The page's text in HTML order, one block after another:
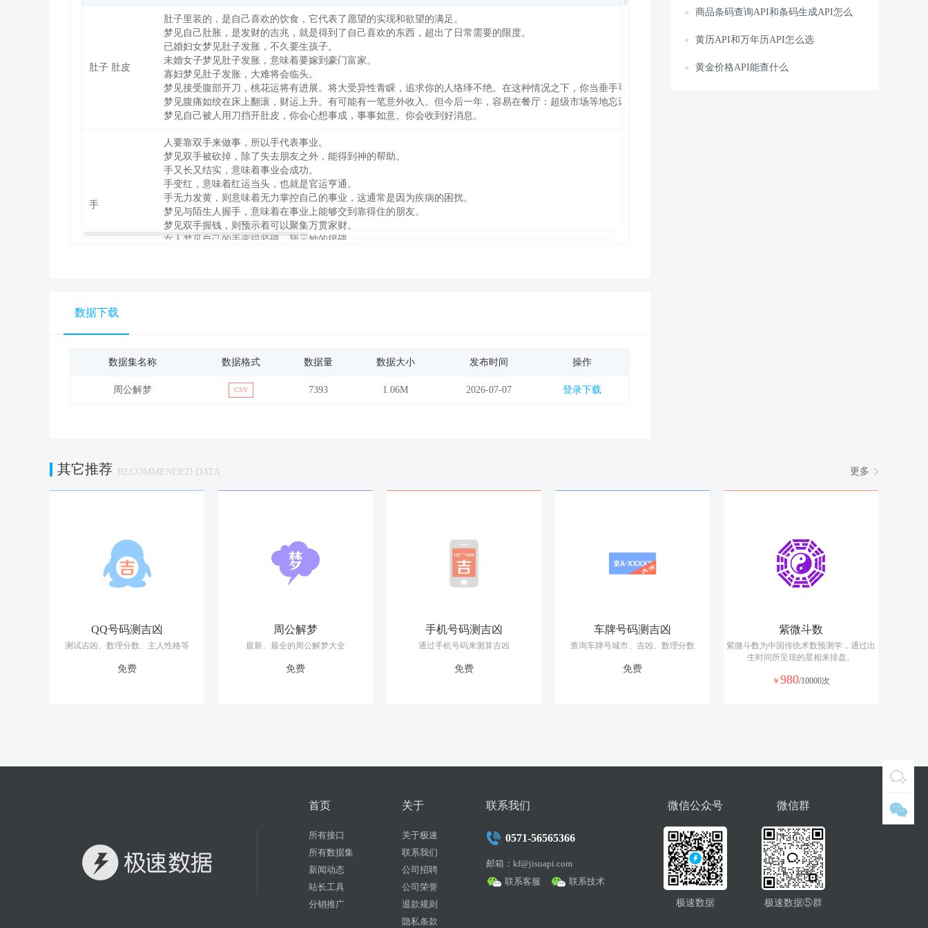
肚子 肚皮
肚子里装的，是自己喜欢的饮食，它代表了愿望的实现和欲望的满足。
梦见自己肚胀，是发财的吉兆，就是得到了自己喜欢的东西，超出了日常需要的限度。
已婚妇女梦见肚子发胀，不久要生孩子。
未婚女子梦见肚子发胀，意味着要嫁到豪门富家。
寡妇梦见肚子发胀，大难将会临头。
梦见接受腹部开刀，桃花运将有进展。将大受异性青睬，追求你的人络绎不绝。在这种情况之下，你当垂手可得如意郎君……
梦见腹痛如绞在床上翻滚，财运上升。有可能有一笔意外收入。但今后一年，容易在餐厅：超级市场等地忘记找回零钱，所以要小心。
梦见自己被人用刀挡开肚皮，你会心想事成，事事如意。你会收到好消息。
手
人要靠双手来做事，所以手代表事业。
梦见双手被砍掉，除了失去朋友之外，能得到神的帮助。
手又长又结实，意味着事业会成功。
手变红，意味着红运当头，也就是官运亨通。
手无力发黄，则意味着无力掌控自己的事业，这通常是因为疾病的困扰。
梦见与陌生人握手，意味着在事业上能够交到靠得住的朋友。
梦见双手握钱，则预示着可以聚集万贯家财。
女人梦见自己的手变得坚硬，预示她的很硬。
梦见脚烫伤，会因一时糊涂，遭受重大损失。
梦见脚受伤，表示工作或会发生疾玻
人身体的各部分中，头是离烦恼最近的地方，所以头通常表示着忧愁。
而如果双手抱头，则是把忧愁抓在手中，一切尽在掌握，所以通常被解释为捷报频传。
梦见用镜子照自己的头，是祥瑞，要被擢升。
梦见双手抱头，捷报频传。
头上长疽不久,头意味着生，头上长疽是指生的根基开始腐败变质，就像一棵树的根已经烂掉，再茂盛的枝干也支撑不了多久。败坏的生失去了存在的资格，当然就只能走向灭亡。
梦里看见自己的脸，一方面有可能表示你在反省自我，思索和追寻一个真实的自我，或是警告自己，抛弃虚假的面具。另一方面，也有可能在提醒你将会发生不愉快的事；对已经
梦见自己用镜子看自己的脸，也有两方面的含义。一方面，可能表示你心中对自己形象不满，对自己的容貌没有信心，希望能改善自己的形象；另一方面，可能表示近期你正考虑
梦见把自己的脸遮盖起来，暗示了做梦人想掩藏自我，拒绝表达自己的真实想法，或想遮掩自己的能力。
梦见自己对别人的脸特别关注，暗示你在生活中正努力尝试了解、关注别人。梦见几张不同的脸，可能提醒你应该关注生命中那些真正重要的人。
如果梦见自己的脸变丑了，并且梦里感到悲哀，暗示你在爱情方面将遭遇挫折，可能始终得不到心上人的回应，内心痛苦。
梦见自己的脸肿了，或是变胖了，或比原来红，都预示你会发财，或得到提升，跻身富贵。
梦见自己脸上多了很多皱纹，预示可能将经历一段拮据的日子，经济压力加大，生活质量下降。
梦见脸变得憔悴，缺乏生气，预示你近期工作繁忙，朋友增多，虽然有些操劳奔波，但并不需要担心。
梦见脸上长痘或生疮，不用太过担心，表示你需要加强运动；原本就喜欢运动的人做这样的梦，则表示近期在运动中可能会有好运气，也许会碰上喜欢的人，或收到意外的惊喜。
梦见自己恋人的脸变得衰老，预示你们之间可能正在渐渐疏远，关系将会破裂。
梦见脸很脏，满面污垢，预示你会有灾祸不幸，近期要提高警惕。
数据下载
数据集名称 数据格式 数据量 数据大小 发布时间 操作
周公解梦 CSV 7393 1.06M 2026-07-07 登录下载
商品条码查询API和条码生成API怎么
黄历API和万年历API怎么选
黄金价格API能查什么
其它推荐 RECOMMENDED DATA 更多
QQ号码测吉凶
测试吉凶、数理分数、主人性格等
免费
周公解梦
最新、最全的周公解梦大全
免费
手机号码测吉凶
通过手机号码来测算吉凶
免费
车牌号码测吉凶
查询车牌号城市、吉凶、数理分数
免费
紫微斗数
紫微斗数为中国传统术数预测学，通过出
生时间所呈现的星相来排盘。
￥ 980/10000次
首页
所有接口
所有数据集
新闻动态
站长工具
分销推广
关于
关于极速
联系我们
公司招聘
公司荣誉
退款规则
隐私条款
联系我们
0571-56565366
邮箱：kf@jisuapi.com
联系客服
联系技术
微信公众号
极速数据
微信群
极速数据⑤群